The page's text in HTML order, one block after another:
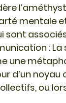
mentale
sont
:
une
d’un noyau
ou